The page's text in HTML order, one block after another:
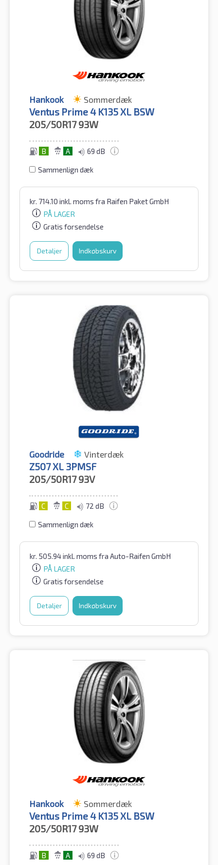
Hankook Sommerdæk
Ventus Prime 4 K135 XL BSW
205/50R17 93W
B A 69 dB
Sammenlign dæk
kr. 714.10 inkl. moms fra Raifen Paket GmbH
PÅ LAGER
Gratis forsendelse
Detaljer Indkøbskurv
Goodride Vinterdæk
Z507 XL 3PMSF
205/50R17 93V
C C 72 dB
Sammenlign dæk
kr. 505.94inkl. moms fra Auto-Raifen GmbH
PÅ LAGER
Gratis forsendelse
Detaljer Indkøbskurv
Hankook Sommerdæk
Ventus Prime 4 K135 XL BSW
205/50R17 93W
B A 69 dB